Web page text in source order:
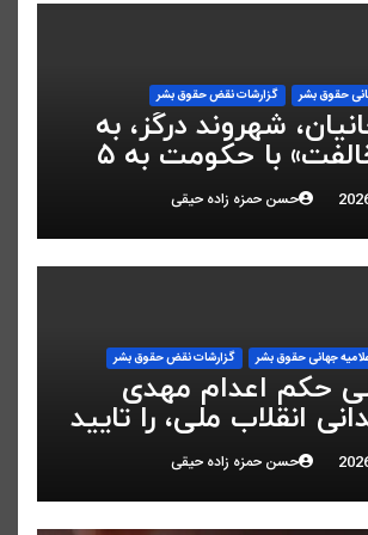
حقوق بشر گزارشات نقض حقوق بشر
شهروند درگز، به
دلیل «مخالفت» با حکومت به ۵
محکوم شد
حسن حمزه زاده حیقی
جهانی حقوق بشر گزارشات نقض حقوق بشر
حکم اعدام مهدی
انقلاب ملی، را تایید
حسن حمزه زاده حیقی